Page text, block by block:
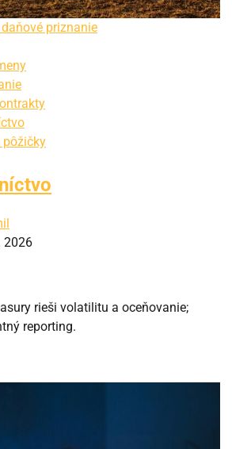
priznanie
pôžičky
2026
rieši volatilitu a oceňovanie;
reporting.